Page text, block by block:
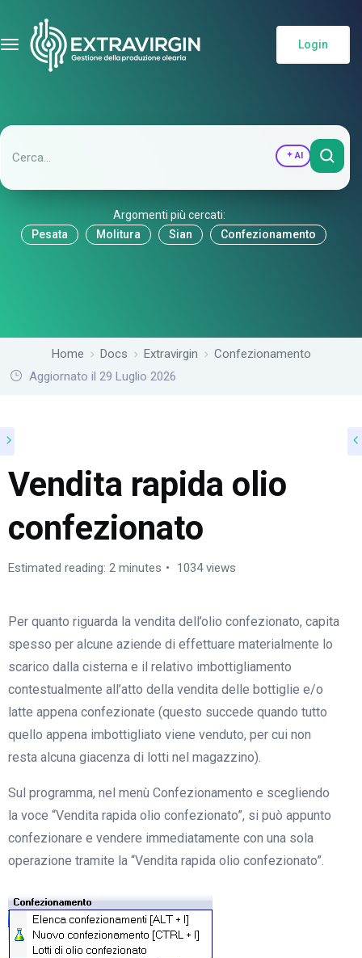
Login
AI
Argomenti più cercati:
Pesata
Molitura Sian Confezionamento
Home Docs Extravirgin
Confezionamento
Aggiornato il 29 Luglio 2026
Vendita rapida olio
confezionato
Estimated reading: 2 minutes 1034 views
Per quanto riguarda la vendita dell’olio confezionato, capita
spesso per alcune aziende di effettuare materialmente lo
scarico dalla cisterna e il relativo imbottigliamento
contestualmente all’atto della vendita delle bottiglie e/o
latte appena confezionate (questo succede quando tutto
quello appena imbottigliato viene venduto, per cui non
resta alcuna giacenza di lotti nel magazzino).
Sul programma, nel menù Confezionamento e scegliendo
la voce “Vendita rapida olio confezionato”, si può appunto
confezionare e vendere immediatamente con una sola
operazione tramite la “Vendita rapida olio confezionato”.